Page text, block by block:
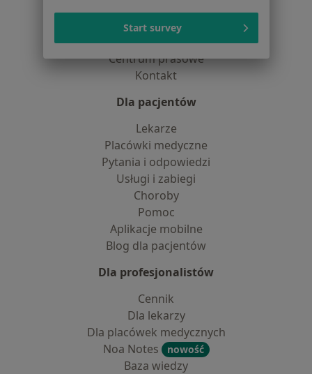
Praca Rekrutujemy!
Partnerzy
Centrum prasowe
Kontakt
Dla pacjentów
Lekarze
Placówki medyczne
Pytania i odpowiedzi
Usługi i zabiegi
Choroby
Pomoc
Aplikacje mobilne
Blog dla pacjentów
Dla profesjonalistów
Cennik
Dla lekarzy
Dla placówek medycznych
Noa Notes
nowość
Baza wiedzy
Start survey